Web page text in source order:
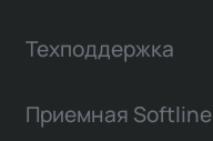
Техподдержка
Приемная Softline